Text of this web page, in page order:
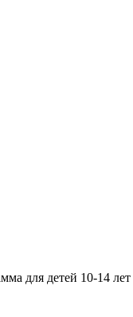
для детей 10-14 лет